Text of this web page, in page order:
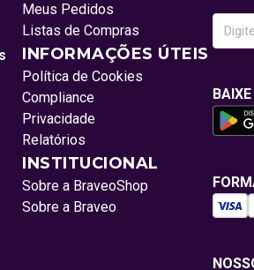
Meus Pedidos
Listas de Compras
INFORMAÇÕES ÚTEIS
Política de Cookies
Compliance
Privacidade
Relatórios
INSTITUCIONAL
Sobre a BraveoShop
Sobre a Braveo